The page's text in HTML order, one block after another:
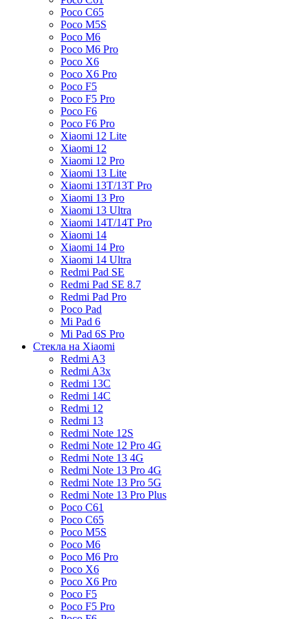
Poco C65
Poco M5S
Poco M6
Poco M6 Pro
Poco X6
Poco X6 Pro
Poco F5
Poco F5 Pro
Poco F6
Poco F6 Pro
Xiaomi 12 Lite
Xiaomi 12
Xiaomi 12 Pro
Xiaomi 13 Lite
Xiaomi 13T/13T Pro
Xiaomi 13 Pro
Xiaomi 13 Ultra
Xiaomi 14T/14T Pro
Xiaomi 14
Xiaomi 14 Pro
Xiaomi 14 Ultra
Redmi Pad SE
Redmi Pad SE 8.7
Redmi Pad Pro
Poco Pad
Mi Pad 6
Mi Pad 6S Pro
Стекла на Xiaomi
Redmi A3
Redmi A3x
Redmi 13C
Redmi 14C
Redmi 12
Redmi 13
Redmi Note 12S
Redmi Note 12 Pro 4G
Redmi Note 13 4G
Redmi Note 13 Pro 4G
Redmi Note 13 Pro 5G
Redmi Note 13 Pro Plus
Poco C61
Poco C65
Poco M5S
Poco M6
Poco M6 Pro
Poco X6
Poco X6 Pro
Poco F5
Poco F5 Pro